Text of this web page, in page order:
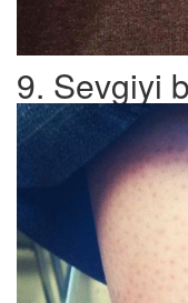
9. Sevgiyi